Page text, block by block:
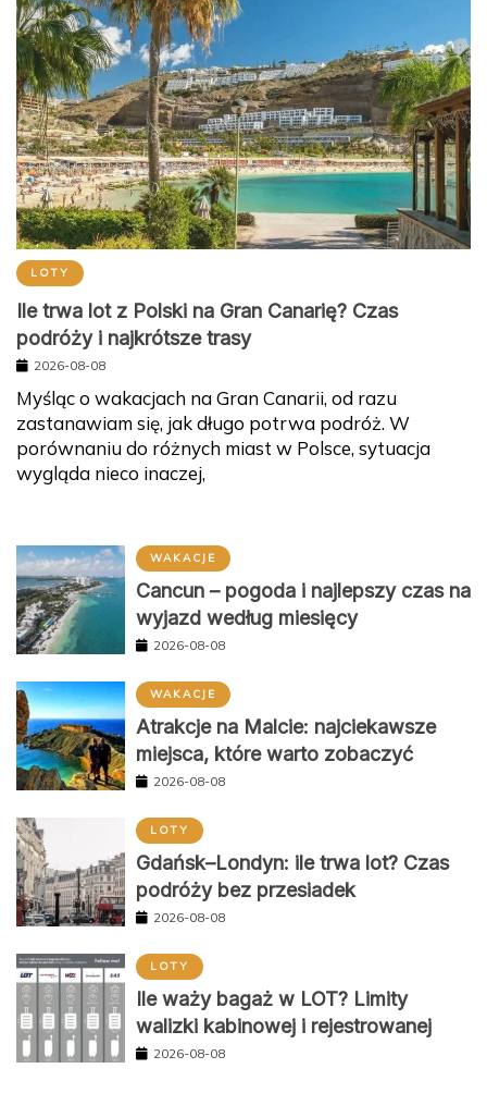
LOTY
Ile trwa lot z Polski na Gran Canarię? Czas
podróży i najkrótsze trasy
2026-08-08
Myśląc o wakacjach na Gran Canarii, od razu
zastanawiam się, jak długo potrwa podróż. W
porównaniu do różnych miast w Polsce, sytuacja
wygląda nieco inaczej,
WAKACJE
Cancun – pogoda i najlepszy czas na
wyjazd według miesięcy
2026-08-08
WAKACJE
Atrakcje na Malcie: najciekawsze
miejsca, które warto zobaczyć
2026-08-08
LOTY
Gdańsk–Londyn: ile trwa lot? Czas
podróży bez przesiadek
2026-08-08
LOTY
Ile waży bagaż w LOT? Limity
walizki kabinowej i rejestrowanej
2026-08-08